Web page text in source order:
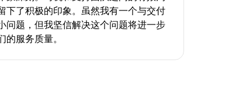
下了积极的印象。虽然我有一个与交付
问题，但我坚信解决这个问题将进一步
的服务质量。